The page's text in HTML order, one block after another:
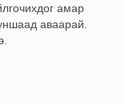
амар
аваарай.